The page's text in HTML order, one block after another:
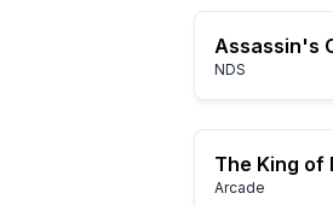
NDS
Arcade